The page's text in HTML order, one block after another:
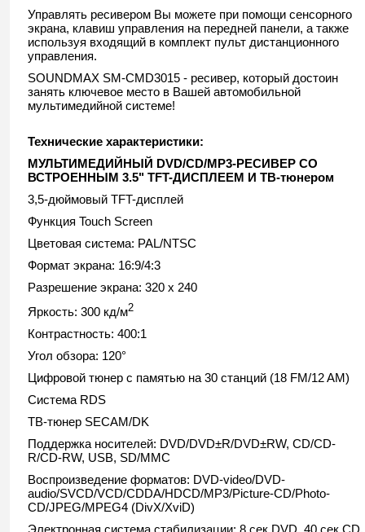
Управлять ресивером Вы можете при помощи сенсорного
экрана, клавиш управления на передней панели, а также
используя входящий в комплект пульт дистанционного
управления.
SOUNDMAX SM-CMD3015 - ресивер, который достоин
занять ключевое место в Вашей автомобильной
мультимедийной системе!
Технические характеристики:
МУЛЬТИМЕДИЙНЫЙ DVD/CD/MP3-РЕСИВЕР СО
ВСТРОЕННЫМ 3.5" TFT-ДИСПЛЕЕМ И ТВ-тюнером
3,5-дюймовый TFT-дисплей
Функция Touch Screen
Цветовая система: PAL/NTSC
Формат экрана: 16:9/4:3
Разрешение экрана: 320 x 240
Яркость: 300 кд/м2
Контрастность: 400:1
Угол обзора: 120°
Цифровой тюнер с памятью на 30 станций (18 FM/12 AM)
Система RDS
ТВ-тюнер SECAM/DK
Поддержка носителей: DVD/DVD±R/DVD±RW, CD/CD-
R/CD-RW, USB, SD/MMC
Воспроизведение форматов: DVD-video/DVD-
audio/SVCD/VCD/CDDA/HDCD/MP3/Picture-CD/Photo-
CD/JPEG/MPEG4 (DivX/XviD)
Электронная система стабилизации: 8 сек DVD, 40 сек CD,